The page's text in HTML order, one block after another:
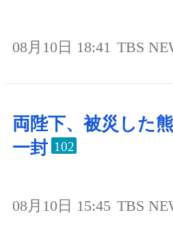
08月10日 18:41 TBS
両陛下、被災した
一封 102
08月10日 15:45 TBS